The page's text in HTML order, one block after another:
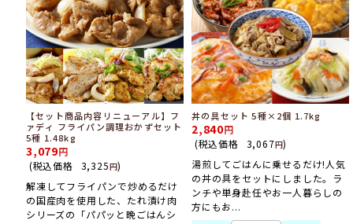
【セット商品内容リニューアル】フ
ァディ フライパン調理おかずセット
5種 1.48kg
3,079
(税込価格 3,325円)
解凍してフライパンで炒めるだけ
の国産肉を使用した、たれ漬け肉
シリーズの「パパッと晩ごはんシ
丼の具セット 5種×2個 1.7kg
2,840
(税込価格 3,067円)
湯煎してごはんに乗せるだけ!人気
の丼の具をセットにしました。ラ
ンチや単身赴任やお一人暮らしの
方にもお...